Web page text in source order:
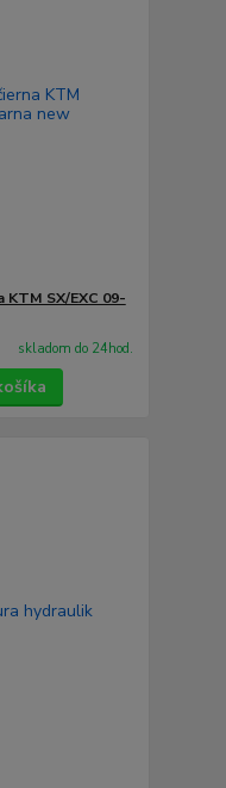
KTM SX/EXC 09-
skladom do 24hod.